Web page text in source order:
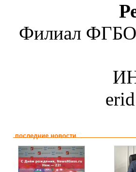
Филиал
последние новости